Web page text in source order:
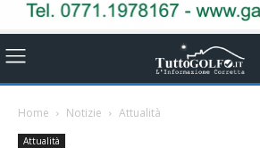
Home Notizie Attualità
Attualità